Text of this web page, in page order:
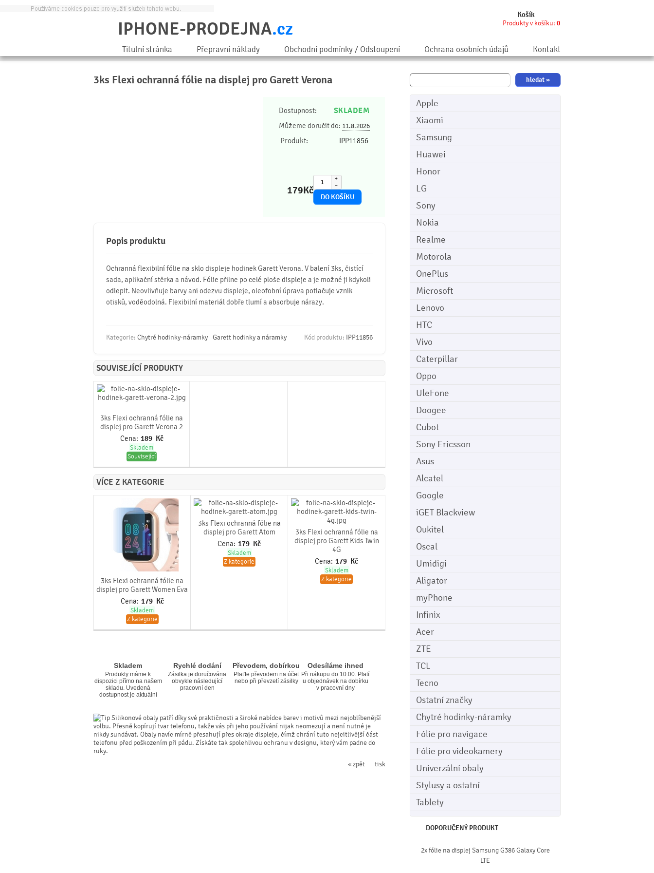
Košík
Produkty v košíku: 0
IPHONE-PRODEJNA.cz
Titulní stránka Přepravní náklady Obchodní podmínky / Odstoupení Ochrana osobních údajů Kontakt
Apple
Xiaomi
Samsung
Huawei
Honor
LG
Sony
Nokia
Realme
Motorola
OnePlus
Microsoft
Lenovo
HTC
Vivo
Caterpillar
Oppo
UleFone
Doogee
Cubot
Sony Ericsson
Asus
Alcatel
Google
iGET Blackview
Oukitel
Oscal
Umidigi
Aligator
myPhone
Infinix
Acer
ZTE
TCL
Tecno
Ostatní značky
Chytré hodinky-náramky
Fólie pro navigace
Fólie pro videokamery
Univerzální obaly
Stylusy a ostatní
Tablety
DOPORUČENÝ PRODUKT
2x fólie na displej Samsung G386 Galaxy Core
LTE
3ks Flexi ochranná fólie na displej pro Garett Verona
Dostupnost: SKLADEM
Můžeme doručit do: 11.8.2026
Produkt: IPP11856
179Kč
+
−
Popis produktu
Ochranná flexibilní fólie na sklo displeje hodinek Garett Verona. V balení 3ks, čistící
sada, aplikační stěrka a návod. Fólie přilne po celé ploše displeje a je možné ji kdykoli
odlepit. Neovlivňuje barvy ani odezvu displeje, oleofobní úprava potlačuje vznik
otisků, voděodolná. Flexibilní materiál dobře tlumí a absorbuje nárazy.
Kategorie: Chytré hodinky-náramky Garett hodinky a náramky Kód produktu: IPP11856
SOUVISEJÍCÍ PRODUKTY
3ks Flexi ochranná fólie na
displej pro Garett Verona 2
Cena: 189 Kč
Skladem
Související
VÍCE Z KATEGORIE
3ks Flexi ochranná fólie na
displej pro Garett Women Eva
Cena: 179 Kč
Skladem
Z kategorie
3ks Flexi ochranná fólie na
displej pro Garett Atom
Cena: 179 Kč
Skladem
Z kategorie
3ks Flexi ochranná fólie na
displej pro Garett Kids Twin
4G
Cena: 179 Kč
Skladem
Z kategorie
Skladem
Produkty máme k
dispozici přímo na našem
skladu. Uvedená
dostupnost je aktuální
Rychlé dodání
Zásilka je doručována
obvykle následující
pracovní den
Převodem, dobírkou
Plaťte převodem na účet
nebo při převzetí zásilky
Odesíláme ihned
Při nákupu do 10:00. Platí
u objednávek na dobírku
v pracovní dny
Silikonové obaly patří díky své praktičnosti a široké nabídce barev i motivů mezi nejoblíbenější
volbu. Přesně kopírují tvar telefonu, takže vás při jeho používání nijak neomezují a není nutné je
nikdy sundávat. Obaly navíc mírně přesahují přes okraje displeje, čímž chrání tuto nejcitlivější část
telefonu před poškozením při pádu. Získáte tak spolehlivou ochranu v designu, který vám padne do
ruky.
tisk
« zpět